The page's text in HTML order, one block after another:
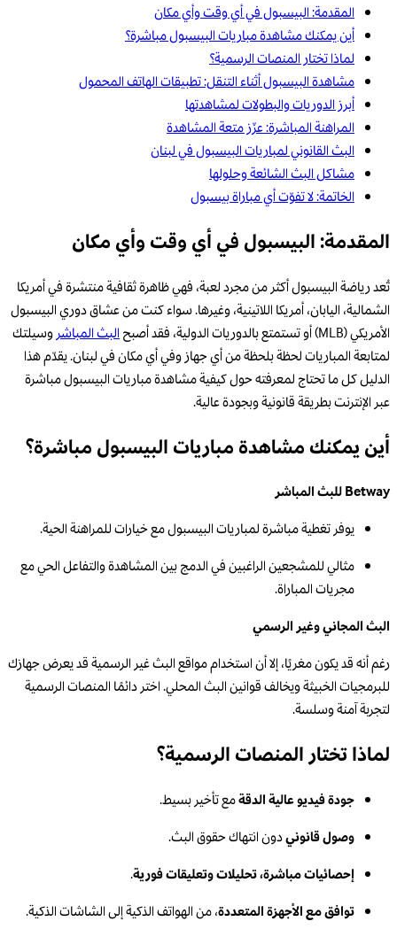
المقدمة: البيسبول في أي وقت وأي مكان
أين يمكنك مشاهدة مباريات البيسبول مباشرة؟
لماذا تختار المنصات الرسمية؟
مشاهدة البيسبول أثناء التنقل: تطبيقات الهاتف المحمول
أبرز الدوريات والبطولات لمشاهدتها
المراهنة المباشرة: عزّز متعة المشاهدة
البث القانوني لمباريات البيسبول في لبنان
مشاكل البث الشائعة وحلولها
الخاتمة: لا تفوّت أي مباراة بيسبول
المقدمة: البيسبول في أي وقت وأي مكان
تُعد رياضة البيسبول أكثر من مجرد لعبة، فهي ظاهرة ثقافية منتشرة في أمريكا
الشمالية، اليابان، أمريكا اللاتينية، وغيرها. سواء كنت من عشاق دوري البيسبول
الأمريكي (MLB) أو تستمتع بالدوريات الدولية، فقد أصبح
البث المباشروسيلتك
لمتابعة المباريات لحظة بلحظة من أي جهاز وفي أي مكان في لبنان. يقدّم هذا
الدليل كل ما تحتاج لمعرفته حول كيفية مشاهدة مباريات البيسبول مباشرة
عبر الإنترنت بطريقة قانونية وبجودة عالية.
أين يمكنك مشاهدة مباريات البيسبول مباشرة؟
Betway للبث المباشر
يوفر تغطية مباشرة لمباريات البيسبول مع خيارات للمراهنة الحية.
مثالي للمشجعين الراغبين في الدمج بين المشاهدة والتفاعل الحي مع
مجريات المباراة.
البث المجاني وغير الرسمي
رغم أنه قد يكون مغريًا، إلا أن استخدام مواقع البث غير الرسمية قد يعرض جهازك
للبرمجيات الخبيثة ويخالف قوانين البث المحلي. اختر دائمًا المنصات الرسمية
لتجربة آمنة وسلسة.
لماذا تختار المنصات الرسمية؟
جودة فيديو عالية الدقةمع تأخير بسيط.
وصول قانونيدون انتهاك حقوق البث.
إحصائيات مباشرة، تحليلات وتعليقات فورية.
توافق مع الأجهزة المتعددة، من الهواتف الذكية إلى الشاشات الذكية.